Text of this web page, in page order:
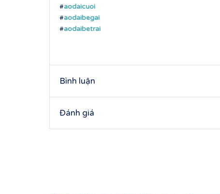
#aodaicuoi
#aodaibegai
#aodaibetrai
Bình luận
Đánh giá